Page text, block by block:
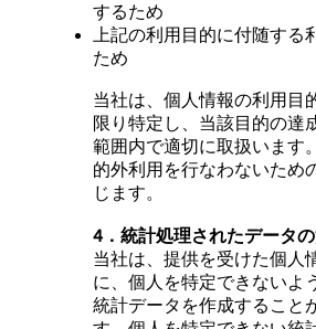
するため
上記の利用目的に付随する
ため
当社は、個人情報の利用目
限り特定し、当該目的の達
範囲内で適切に取扱います
的外利用を行なわないため
じます。
4．統計処理されたデータの
当社は、提供を受けた個人
に、個人を特定できないよ
統計データを作成すること